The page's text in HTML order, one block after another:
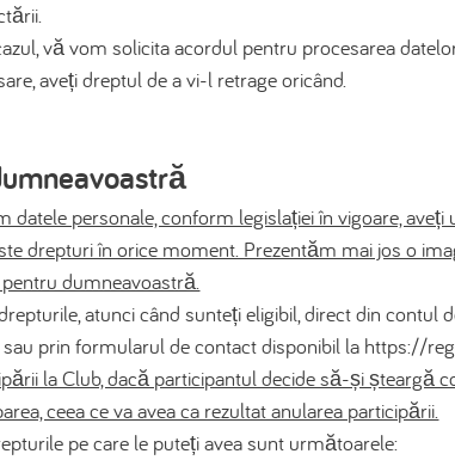
vă vom solicita acordul pentru procesarea
aveți dreptul de a vi-l retrage oricând.
datele personale, conform legislației în vigoare,
drepturi în orice moment. Prezentăm mai jos o
dumneavoastră.
atunci când sunteți eligibil, direct din contul
prin formularul de contact disponibil la https://
la Club, dacă participantul decide să-și șteargă
ceea ce va avea ca rezultat anularea participării.
pe care le puteți avea sunt următoarele: